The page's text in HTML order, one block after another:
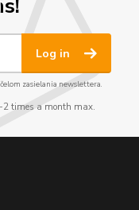
Log in
zasielania newslettera.
2 times a month max.